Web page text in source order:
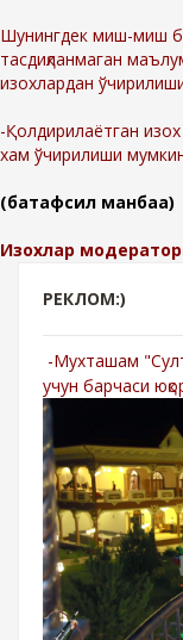
Шунингдек миш-миш
тасдиқланмаган
изохлардан
-Қолдирилаётган
хам ўчирилиши
(батафсил манбаа)
Изохлар
РЕКЛОМ:)
-Мухташам
учун барчаси